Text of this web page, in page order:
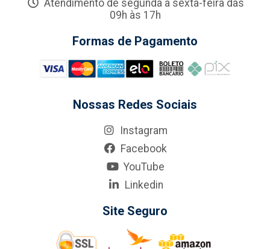
Atendimento de segunda a sexta-feira das
09h às 17h
Formas de Pagamento
Nossas Redes Sociais
Instagram
Facebook
YouTube
Linkedin
Site Seguro